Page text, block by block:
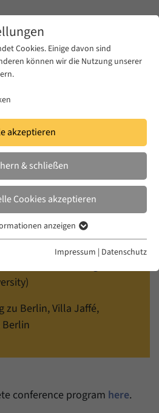
JULI 2010
and Cultural
Societies Today
University in Beirut /
zu Berlin, Villa Jaffé,
Berlin
conference program here.
Cookies. Einige davon sind
können wir die Nutzung unserer
akzeptieren
& schließen
Cookies akzeptieren
für grundlegende Funktionen der
Studien e.V.
für diese Website zu
erstellen. Die Statistiken verwalten
anzeigen
Impressum | Datenschutz